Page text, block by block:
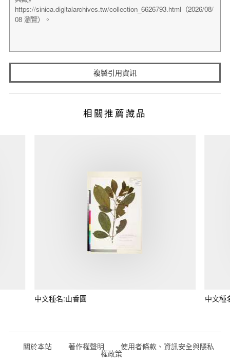
複製引用資訊
相關推薦藏品
中文種名:山香圓 中文種
關於本站 著作權聲明 使用者條款、資訊安全與隱私
權政策